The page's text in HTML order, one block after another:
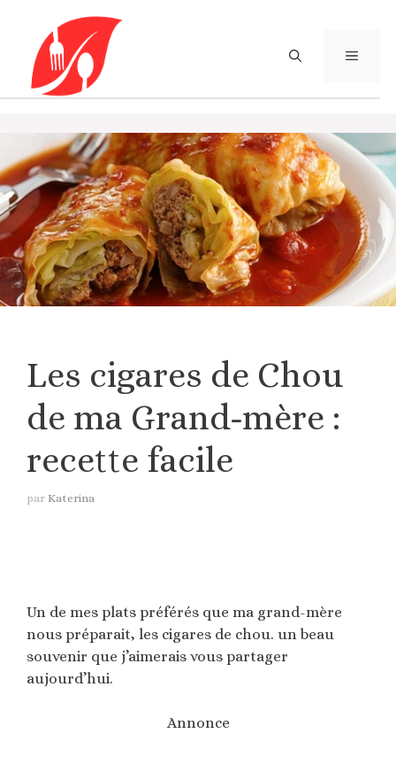
contenu
MENU
Les cigares de Chou
de ma Grand-mère :
recette facile
par Katerina
Un de mes plats préférés que ma grand-mère
nous préparait, les cigares de chou. un beau
souvenir que j’aimerais vous partager
aujourd’hui.
Annonce